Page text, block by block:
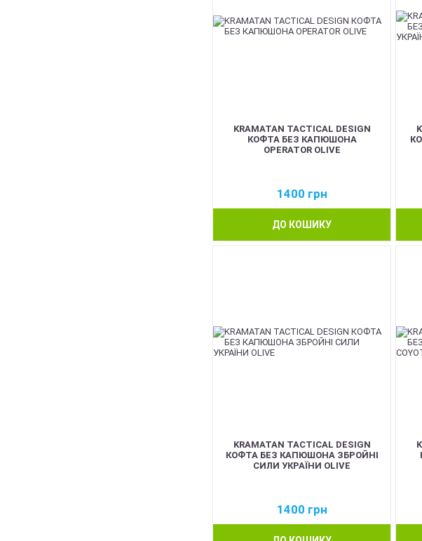
KRAMATAN TACTICAL DESIGN
КОФТА БЕЗ КАПЮШОНА
OPERATOR OLIVE
1400 грн
ДО КОШИКУ
KRAMATAN TACTICAL DESIGN
КОФТА БЕЗ КАПЮШОНА ЗБРОЙНІ
СИЛИ УКРАЇНИ OLIVE
1400 грн